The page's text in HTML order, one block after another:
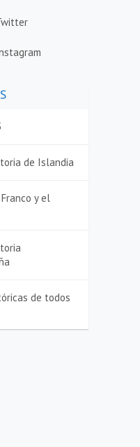
de Islandia
y el
de todos